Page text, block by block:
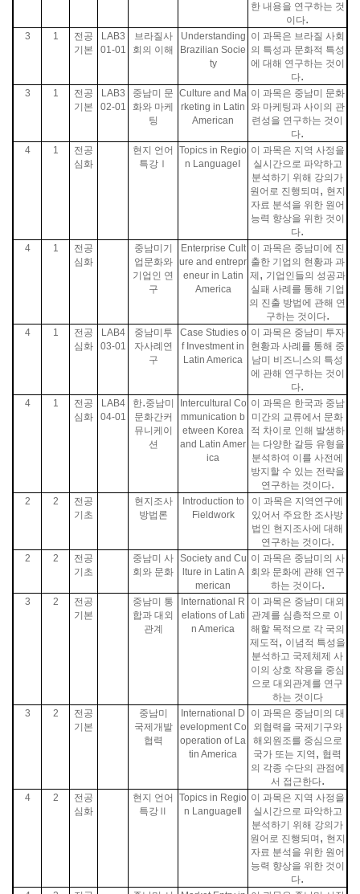
한 내용을 연구하는 것
이다.
3 1
전공
기본
LAB3
01-01
브라질사
회의 이해
Understanding
Brazilian Socie
ty
이 과목은 브라질 사회
의 특성과 문화적 특성
에 대해 연구하는 것이
다.
3 1
전공
기본
LAB3
02-01
중남미 문
화와 마케
팅
Culture and Ma
rketing in Latin
American
이 과목은 중남미 문화
와 마케팅과 사이의 관
련성을 연구하는 것이
다.
4 1
전공
심화
현지 언어
특강Ⅰ
Topics in Regio
n Language
이 과목은 지역 사정을
실시간으로 파악하고
분석하기 위해 강의가
원어로 진행되며 , 현지
자료 분석을 위한 원어
능력 향상을 위한 것이
다.
4 1
전공
심화
중남미기
업문화와
기업인 연
구
Enterprise Cult
ure and entrepr
eneur in Latin
America
이 과목은 중남미에 진
출한 기업의 현황과 과
제 , 기업인들의 성공과
실패 사례를 통해 기업
의 진출 방법에 관해 연
구하는 것이다.
4 1
전공
심화
LAB4
03-01
중남미투
자사례연
구
Case Studies o
f Investment in
Latin America
이 과목은 중남미 투자
현황과 사례를 통해 중
남미 비즈니스의 특성
에 관해 연구하는 것이
다.
4 1
전공
심화
LAB4
04-01
한.중남미
문화간커
뮤니케이
션
Intercultural Co
mmunication b
etween Korea
and Latin Amer
ica
이 과목은 한국과 중남
미간의 교류에서 문화
적 차이로 인해 발생하
는 다양한 갈등 유형을
분석하여 이를 사전에
방지할 수 있는 전략을
연구하는 것이다.
2 2
전공
기초
현지조사
방법론
Introduction to
Fieldwork
이 과목은 지역연구에
있어서 주요한 조사방
법인 현지조사에 대해
연구하는 것이다.
2 2
전공
기초
중남미 사
회와 문화
Society and Cu
lture in Latin A
merican
이 과목은 중남미의 사
회와 문화에 관해 연구
하는 것이다.
3 2
전공
기본
중남미 통
합과 대외
관계
International R
elations of Lati
n America
이 과목은 중남미 대외
관계를 심층적으로 이
해할 목적으로 각 국의
제도적 , 이념적 특성을
분석하고 국제체제 사
이의 상호 작용을 중심
으로 대외관계를 연구
하는 것이다
3
2
전공
기본
중남미
국제개발
협력
International D
evelopment Co
operation of La
tin America
이 과목은 중남미의 대
외협력을 국제기구와
해외원조를 중심으로
국가 또는 지역 , 협력
의 각종 수단의 관점에
서 접근한다.
4 2
전공
심화
현지 언어
특강Ⅱ
Topics in Regio
n Language
이 과목은 지역 사정을
실시간으로 파악하고
분석하기 위해 강의가
원어로 진행되며 , 현지
자료 분석을 위한 원어
능력 향상을 위한 것이
다.